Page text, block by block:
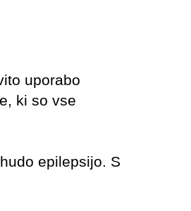
uporabo
ki so vse
epilepsijo. S